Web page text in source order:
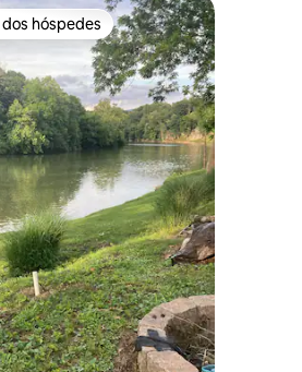
de 5, 707 avaliações
preferidos dos hóspedes
hóspedes